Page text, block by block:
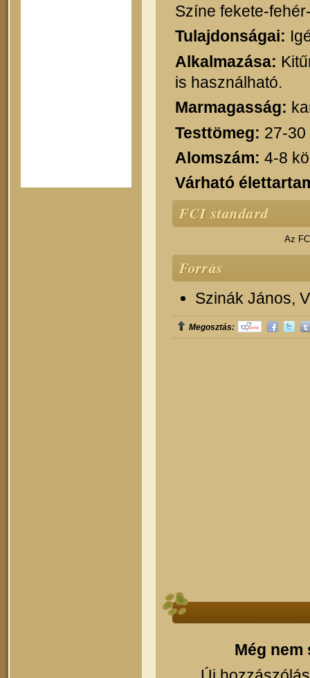
Színe fekete-
Tulajdonságai:
Alkalmazása:
is használható.
Marmagasság:
Testtömeg: 27-30
Alomszám: 4-8
Várható
FCI standard
Az
Forrás
Szinák János,
Megosztás:
Még